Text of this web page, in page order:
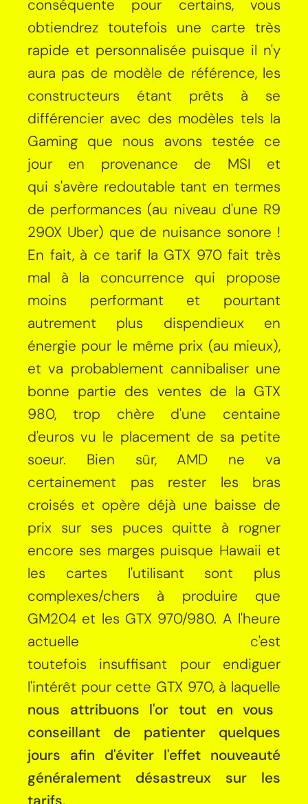
conséquente pour certains, vous
obtiendrez toutefois une carte très
rapide et personnalisée puisque il n'y
aura pas de modèle de référence, les
constructeurs étant prêts à se
différencier avec des modèles tels la
Gaming que nous avons testée ce
jour en provenance de MSI et
qui s'avère redoutable tant en termes
de performances (au niveau d'une R9
290X Uber) que de nuisance sonore !
En fait, à ce tarif la GTX 970 fait très
mal à la concurrence qui propose
moins performant et pourtant
autrement plus dispendieux en
énergie pour le même prix (au mieux),
et va probablement cannibaliser une
bonne partie des ventes de la GTX
980, trop chère d'une centaine
d'euros vu le placement de sa petite
soeur. Bien sûr, AMD ne va
certainement pas rester les bras
croisés et opère déjà une baisse de
prix sur ses puces quitte à rogner
encore ses marges puisque Hawaii et
les cartes l'utilisant sont plus
complexes/chers à produire que
GM204 et les GTX 970/980. A l'heure
actuelle c'est
toutefois insuffisant pour endiguer
l'intérêt pour cette GTX 970, à laquelle
nous attribuons l'or tout en vous
conseillant de patienter quelques
jours afin d'éviter l'effet nouveauté
généralement désastreux sur les
tarifs.